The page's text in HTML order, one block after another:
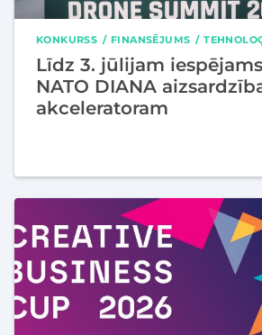
KONKURSS FINANSĒJUMS
Līdz 3. jūlijam
NATO DIANA
akceleratoram